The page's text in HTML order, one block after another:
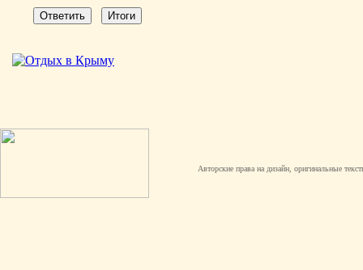
Авторские права на дизайн, оригинальные